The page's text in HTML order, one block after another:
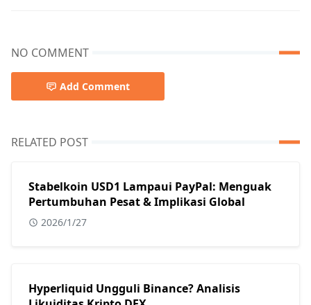
NO COMMENT
Add Comment
RELATED POST
Stabelkoin USD1 Lampaui PayPal: Menguak
Pertumbuhan Pesat & Implikasi Global
2026/1/27
Hyperliquid Ungguli Binance? Analisis